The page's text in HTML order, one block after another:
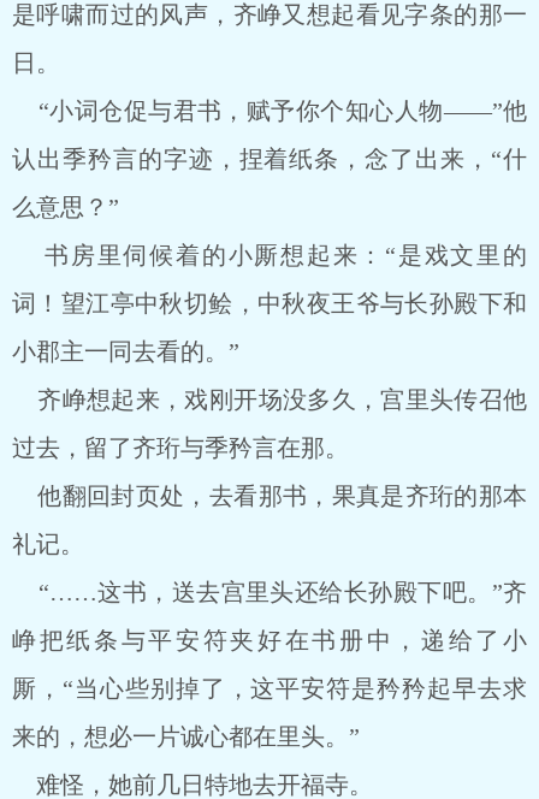
是呼啸而过的风声，齐峥又想起看见字条的那一
日。
“小词仓促与君书，赋予你个知心人物——”他
认出季矜言的字迹，捏着纸条，念了出来，“什
么意思？”
书房里伺候着的小厮想起来：“是戏文里的
词！望江亭中秋切鲙，中秋夜王爷与长孙殿下和
小郡主一同去看的。”
齐峥想起来，戏刚开场没多久，宫里头传召他
过去，留了齐珩与季矜言在那。
他翻回封页处，去看那书，果真是齐珩的那本
礼记。
“……这书，送去宫里头还给长孙殿下吧。”齐
峥把纸条与平安符夹好在书册中，递给了小
厮，“当心些别掉了，这平安符是矜矜起早去求
来的，想必一片诚心都在里头。”
难怪，她前几日特地去开福寺。